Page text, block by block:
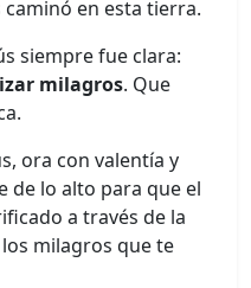
en esta tierra.
siempre fue clara:
milagros. Que
ora con valentía y
de lo alto para que el
a través de la
milagros que te